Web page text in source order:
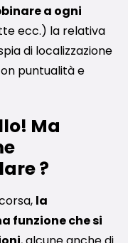
a ogni
ecc.) la relativa
di localizzazione
puntualità e
Ma
?
la
funzione che si